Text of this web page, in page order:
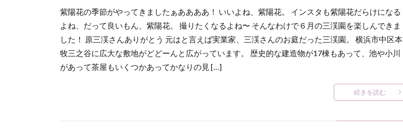
紫陽花の季節がやってきましたぁああああ！ いいよね、紫陽花。 インスタも紫陽花だらけになる
よね、だって良いもん、紫陽花。 撮りたくなるよね〜 そんなわけで６月の三渓園を楽しんできま
した！ 原三渓さんありがとう 元はと言えば実業家、三渓さんのお庭だった三渓園。 横浜市中区本
牧三之谷に広大な敷地がどどーんと広がっています。 歴史的な建造物が17棟もあって、池や小川
があって茶屋もいくつかあってかなりの見 […]
続きを読む